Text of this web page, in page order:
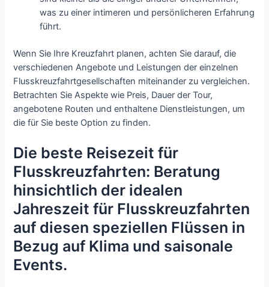
was zu einer intimeren und persönlicheren Erfahrung
führt.
Wenn Sie Ihre Kreuzfahrt planen, achten Sie darauf, die
verschiedenen Angebote und Leistungen der einzelnen
Flusskreuzfahrtgesellschaften miteinander zu vergleichen.
Betrachten Sie Aspekte wie Preis, Dauer der Tour,
angebotene Routen und enthaltene Dienstleistungen, um
die für Sie beste Option zu finden.
Die beste Reisezeit für
Flusskreuzfahrten: Beratung
hinsichtlich der idealen
Jahreszeit für Flusskreuzfahrten
auf diesen speziellen Flüssen in
Bezug auf Klima und saisonale
Events.